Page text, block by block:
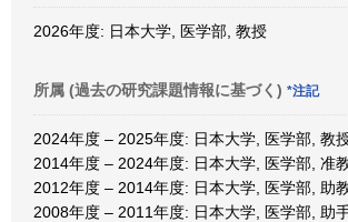
2026年度: 日本大学, 医学部, 教授
所属 (過去の研究課題情報に基づく) *注記
2024年度 – 2025年度: 日本大学, 医学部, 教
2014年度 – 2024年度: 日本大学, 医学部, 准
2012年度 – 2014年度: 日本大学, 医学部, 助
2008年度 – 2011年度: 日本大学, 医学部, 助